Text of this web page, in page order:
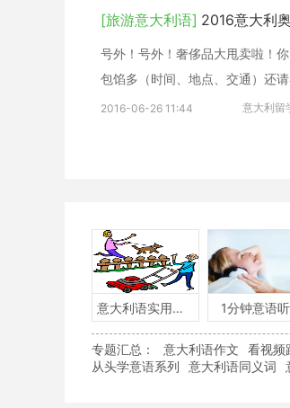
[旅游意大利语] 2016意大利
号外！号外！奢侈品大甩卖啦！
包馅多（时间、地点、交通）还
2016-06-26 11:44 意大利留
意大利语实用口语 1分钟意语
专题汇总： 意大利语作文 看视频
从头学意语系列
意大利语同义词